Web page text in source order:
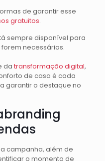
de garantir esse
gratuitos.
sempre disponível para
necessárias.
da transformação digital,
de casa é cada
garantir o destaque no
campanha, além de
o momento de